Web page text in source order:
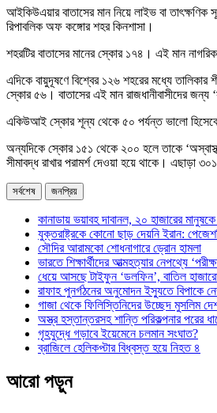
আইকিউএয়ার বাতাসের মান নিয়ে লাইভ বা তাৎক্ষণিক
রিপাবলিক অফ কঙ্গোর শহর কিনশাসা।
শহরটির বাতাসের মানের স্কোর ১৭৪। এই মান
এদিকে বায়ুদূষণে বিশ্বের ১২৬ শহরের মধ্যে
স্কোর ৫৬। বাতাসের এই মান রাজধানীবাসীদের জন্য
একিউআই স্কোর শূন্য থেকে ৫০ পর্যন্ত ভালো হিসেবে
অন্যদিকে স্কোর ১৫১ থেকে ২০০ হলে তাকে
সীমাবদ্ধ রাখার পরামর্শ দেওয়া হয়ে থাকে। এছাড়া
সর্বশেষ জনপ্রিয়
কানাডায় ভয়াবহ দাবানল, ২০ হাজারের মানুষকে
যুক্তরাষ্ট্রকে কোনো ছাড় দেয়নি ইরান:
সৌদির আরামকো শোধনাগারে ড্রোন হামলা
ভারতে শিক্ষার্থীদের আত্মহত্যার নেপথ্যে
ধেয়ে আসছে টাইফুন ‘ডলফিন’, বাতিল
রাফাহ পুনর্গঠনের অনুমোদন ইস্যুতে বিপাকে
গাজা থেকে ফিলিস্তিনিদের উচ্ছেদ মুসলিম
অস্ত্র হস্তান্তরসহ শান্তি পরিকল্পনার পরের
গৃহযুদ্ধে গড়াবে ইয়েমেনে চলমান সংঘাত?
ব্রাজিলে হেলিকপ্টার বিধ্বস্ত হয়ে নিহত ৪
আরো পড়ুন